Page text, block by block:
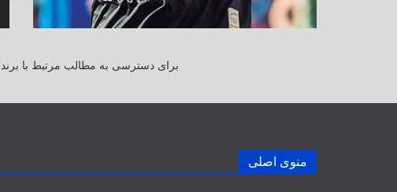
برای دسترسی به مطالب مرتبط با برند
منوی اصلی